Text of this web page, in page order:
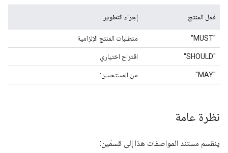
فعل المنتج إجراء التطوير
"MUST" متطلبات المنتج الإلزامية
"SHOULD" اقتراح اختياري
"MAY" من المستحسن:
نظرة عامة
ينقسم مستند المواصفات هذا إلى قسمَين: